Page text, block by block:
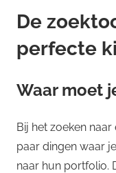
De
perfecte
Waar moet
Bij het zoeken
paar dingen waar
naar hun portfolio.